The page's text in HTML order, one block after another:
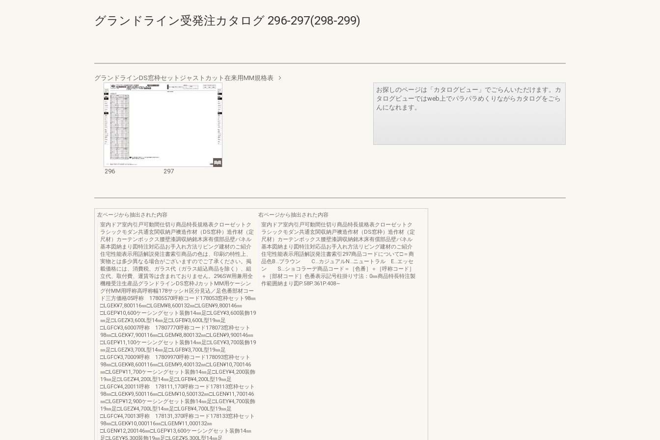
グランドライン受発注カタログ 296-297(298-299)
グランドラインDS窓枠セットジャストカット在来用MM規格表
296 297
お探しのページは「カタログビュー」でごらんいただけます。カ
タログビューではweb上でパラパラめくりながらカタログをごら
んになれます。
左ページから抽出された内容
室内ドア室内引戸可動間仕切り商品特長規格表クローゼットク
ラシックモダン共通玄関収納戸襖造作材（DS窓枠）造作材（定
尺材）カーテンボックス腰壁漆調収納銘木床有償部品壁パネル
基本図納まり図特注対応品お手入れ方法リビング建材のご紹介
住宅性能表示用語解説発注書索引商品の色は、印刷の特性上、
実物とは多少異なる場合がございますのでご了承ください。掲
載価格には、消費税、ガラス代（ガラス組込商品を除く）、組
立代、取付費、運賃等は含まれておりません。296SW用兼用全
機種受注生産品グランドラインDS窓枠JカットMM用ケーシン
グ付MM用呼称高呼称幅178サッシＨ区分見込／足色番部材コー
ド三方価格05呼称 17805570呼称コード178053窓枠セット98㎜
□LGEK¥7,800116㎜□LGEM¥8,600132㎜□LGEN¥9,800146㎜
□LGEP¥10,600ケーシングセット装飾14㎜足□LGEY¥3,600装飾19
㎜足□LGEZ¥3,600L型14㎜足□LGFB¥3,600L型19㎜足
□LGFC¥3,60007呼称 17807770呼称コード178073窓枠セット
98㎜□LGEK¥7,900116㎜□LGEM¥8,800132㎜□LGEN¥9,900146㎜
□LGEP¥11,100ケーシングセット装飾14㎜足□LGEY¥3,700装飾19
㎜足□LGEZ¥3,700L型14㎜足□LGFB¥3,700L型19㎜足
□LGFC¥3,70009呼称 17809970呼称コード178093窓枠セット
98㎜□LGEK¥8,600116㎜□LGEM¥9,400132㎜□LGEN¥10,700146
㎜□LGEP¥11,700ケーシングセット装飾14㎜足□LGEY¥4,200装飾
19㎜足□LGEZ¥4,200L型14㎜足□LGFB¥4,200L型19㎜足
□LGFC¥4,20011呼称 178111,170呼称コード178113窓枠セット
98㎜□LGEK¥9,500116㎜□LGEM¥10,500132㎜□LGEN¥11,700146
㎜□LGEP¥12,900ケーシングセット装飾14㎜足□LGEY¥4,700装飾
19㎜足□LGEZ¥4,700L型14㎜足□LGFB¥4,700L型19㎜足
□LGFC¥4,70013呼称 178131,370呼称コード178133窓枠セット
98㎜□LGEK¥10,000116㎜□LGEM¥11,000132㎜
□LGEN¥12,200146㎜□LGEP¥13,600ケーシングセット装飾14㎜
足□LGEY¥5,300装飾19㎜足□LGEZ¥5,300L型14㎜足
右ページから抽出された内容
室内ドア室内引戸可動間仕切り商品特長規格表クローゼットク
ラシックモダン共通玄関収納戸襖造作材（DS窓枠）造作材（定
尺材）カーテンボックス腰壁漆調収納銘木床有償部品壁パネル
基本図納まり図特注対応品お手入れ方法リビング建材のご紹介
住宅性能表示用語解説発注書索引297商品コードについて□＝商
品色B…ブラウン C…カジュアルN…ニュートラル E…エッセ
ン S…ショコラーデ商品コード＝［色番］＋［呼称コード］
＋［部材コード］色番表示記号柱掛り寸法：0㎜商品特長特注製
作範囲納まり図P.58P.361P.408∼